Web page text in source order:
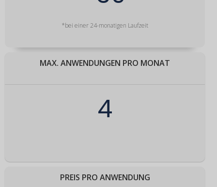
*bei einer 24-monatigen Laufzeit
MAX. ANWENDUNGEN PRO MONAT
4
PREIS PRO ANWENDUNG